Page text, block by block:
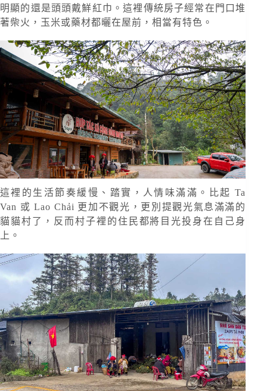
明顯的還是頭頭戴鮮紅巾。這裡傳統房子經常在門口堆
著柴火，玉米或藥材都曬在屋前，相當有特色。
這裡的生活節奏緩慢、踏實，人情味滿滿。比起 Ta
Van 或 Lao Chải 更加不觀光，更別提觀光氣息滿滿的
貓貓村了，反而村子裡的住民都將目光投身在自己身
上。